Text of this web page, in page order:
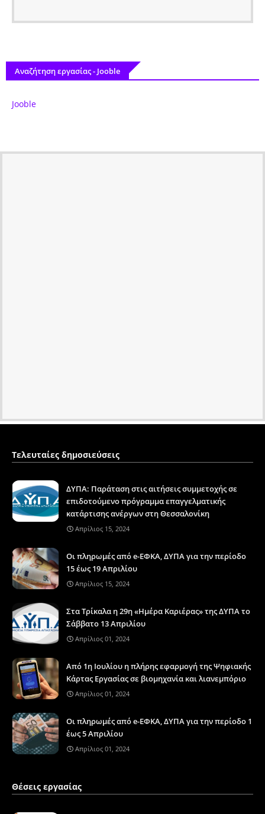
Αναζήτηση εργασίας - Jooble
Jooble
Τελευταίες δημοσιεύσεις
ΔΥΠΑ: Παράταση στις αιτήσεις συμμετοχής σε
επιδοτούμενο πρόγραμμα επαγγελματικής
κατάρτισης ανέργων στη Θεσσαλονίκη
Απρίλιος 15, 2024
Οι πληρωμές από e-ΕΦΚΑ, ΔΥΠΑ για την περίοδο
15 έως 19 Απριλίου
Απρίλιος 15, 2024
Στα Τρίκαλα η 29η «Ημέρα Καριέρας» της ΔΥΠΑ το
Σάββατο 13 Απριλίου
Απρίλιος 01, 2024
Από 1η Ιουλίου η πλήρης εφαρμογή της Ψηφιακής
Κάρτας Εργασίας σε βιομηχανία και λιανεμπόριο
Απρίλιος 01, 2024
Οι πληρωμές από e-ΕΦΚΑ, ΔΥΠΑ για την περίοδο 1
έως 5 Απριλίου
Απρίλιος 01, 2024
Θέσεις εργασίας